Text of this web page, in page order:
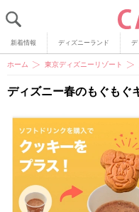
新着情報 ディズニーランド デ
ホーム 東京ディズニーリゾート
ディズニー春のもぐもぐ